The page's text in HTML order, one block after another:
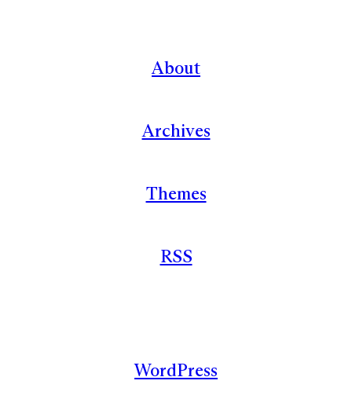
About
Archives
Themes
RSS
WordPress